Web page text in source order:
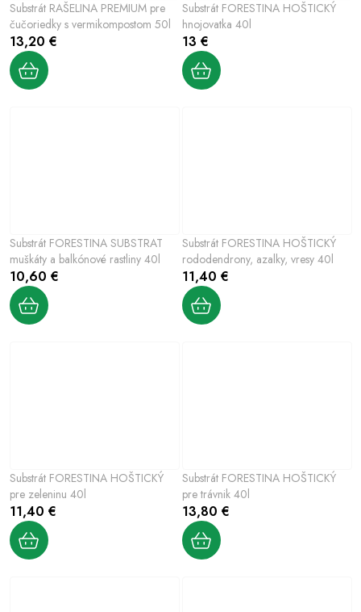
Substrát RAŠELINA PREMIUM pre
čučoriedky s vermikompostom 50l
13,20 €
Substrát FORESTINA HOŠTICKÝ
hnojovatka 40l
13 €
Substrát FORESTINA SUBSTRAT
muškáty a balkónové rastliny 40l
10,60 €
Substrát FORESTINA HOŠTICKÝ
rododendrony, azalky, vresy 40l
11,40 €
Substrát FORESTINA HOŠTICKÝ
pre zeleninu 40l
11,40 €
Substrát FORESTINA HOŠTICKÝ
pre trávnik 40l
13,80 €